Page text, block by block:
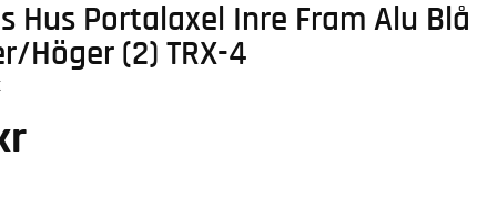
Hus Portalaxel Inre Fram Alu Blå
Höger (2) TRX-4